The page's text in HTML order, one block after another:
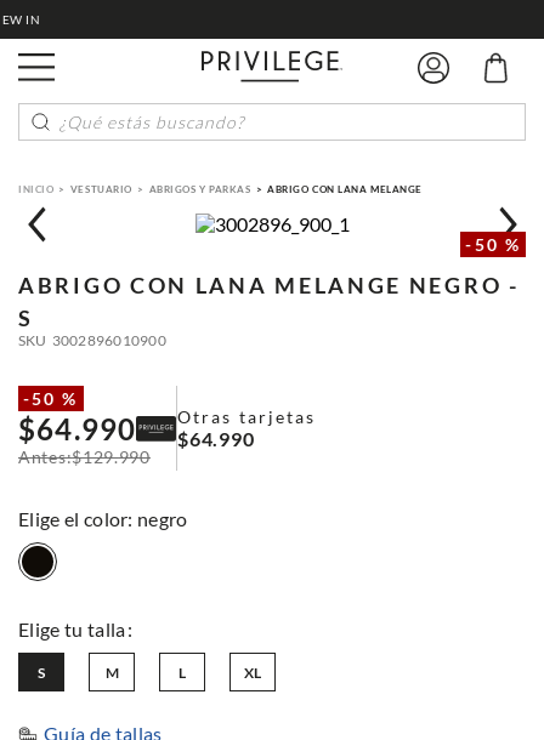
¿Qué estás buscando?
VESTUARIO ABRIGOS Y PARKAS ABRIGO CON LANA MELANGE
-50 %
ABRIGO CON LANA MELANGE NEGRO -
S
SKU 3002896010900
-50 %
$64.990
$129.990
Otras tarjetas
$64.990
: negro
L
M
S XL
Guía de tallas